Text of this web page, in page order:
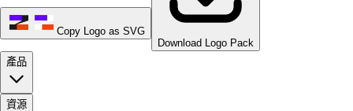
Copy Logo as SVG
Download Logo Pack
產品
資源